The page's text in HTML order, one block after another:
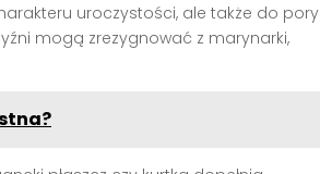
uroczystości, ale także do pory
mogą zrezygnować z marynarki,